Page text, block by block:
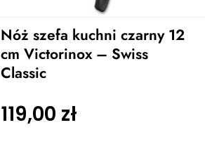
Nóż szefa kuchni czarny 12
cm Victorinox – Swiss
Classic
119,00 zł